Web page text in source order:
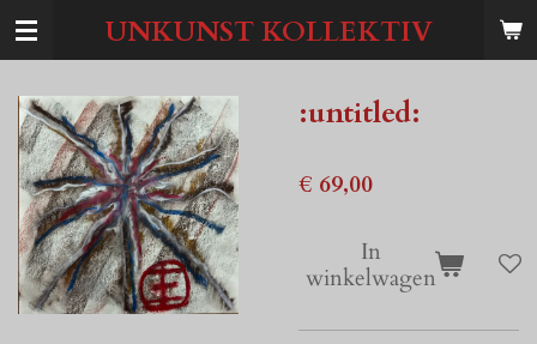
Ga
de
hoofdinhoud
UNKUNST KOLLEKTIV
:untitled:
€ 69,00
In
winkelwagen